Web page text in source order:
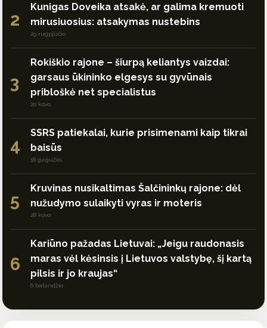
2
Kunigas Doveika atsakė, ar galima kremuoti
mirusiuosius: atsakymas nustebins
29 rugpjūčio
3
Rokiškio rajone – šiurpą keliantys vaizdai:
garsaus ūkininko elgesys su gyvūnais
pribloškė net specialistus
20 kovo
4
SSRS patiekalai, kurie prisimenami kaip tikrai
baisūs
18 gegužės
5
Kruvinas nusikaltimas Šalčininkų rajone: dėl
nužudymo sulaikyti vyras ir moteris
28 kovo
6
Kariūno pažadas Lietuvai: „Jeigu raudonasis
maras vėl kėsinsis į Lietuvos valstybę, šį kartą
pilsis ir jo kraujas“
6 balandžio